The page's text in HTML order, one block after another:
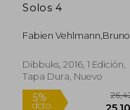
5%
Solos 4
Fabien Vehlmann,Bruno
Dibbuks, 2016, 1 Edición,
Tapa Dura, Nuevo